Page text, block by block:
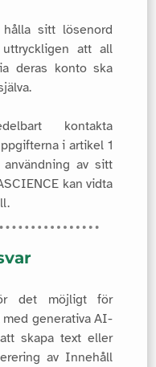
hålla sitt lösenord
att all
deras konto ska
kontakta
i artikel 1
av sitt
kan vidta
det möjligt för
med generativa AI-
skapa text eller
av Innehåll